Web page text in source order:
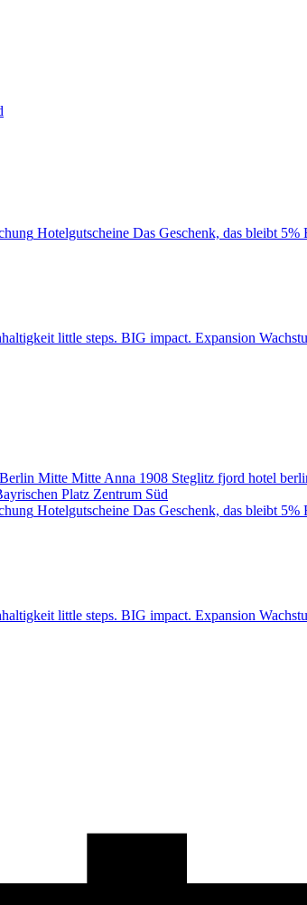
Hotelgutscheine Das Geschenk, das bleibt 5%
little steps. BIG impact. Expansion
Mitte Mitte Anna 1908 Steglitz fjord hotel
Platz Zentrum Süd
Hotelgutscheine Das Geschenk, das bleibt 5%
little steps. BIG impact. Expansion